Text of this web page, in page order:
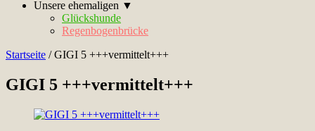
Unsere ehemaligen ▼
Glückshunde
Regenbogenbrücke
Startseite /GIGI 5 +++vermittelt+++
GIGI 5 +++vermittelt+++